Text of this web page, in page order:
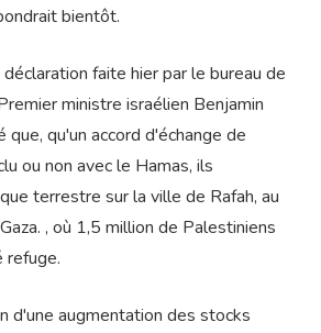
bientôt.
faite hier par le bureau de
ministre israélien Benjamin
que, qu'un accord d'échange de
ou non avec le Hamas, ils
terrestre sur la ville de Rafah, au
, où 1,5 million de Palestiniens
refuge.
d'une augmentation des stocks